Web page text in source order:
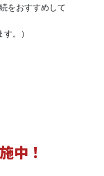
をおすすめして
。）
中！